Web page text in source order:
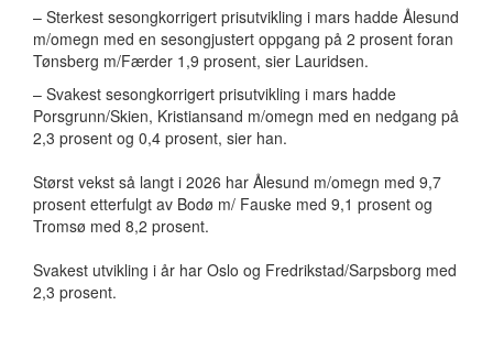
– Sterkest sesongkorrigert prisutvikling i mars hadde Ålesund
m/omegn med en sesongjustert oppgang på 2 prosent foran
Tønsberg m/Færder 1,9 prosent, sier Lauridsen.
– Svakest sesongkorrigert prisutvikling i mars hadde
Porsgrunn/Skien, Kristiansand m/omegn med en nedgang på
2,3 prosent og 0,4 prosent, sier han.
Størst vekst så langt i 2026 har Ålesund m/omegn med 9,7
prosent etterfulgt av Bodø m/ Fauske med 9,1 prosent og
Tromsø med 8,2 prosent.
Svakest utvikling i år har Oslo og Fredrikstad/Sarpsborg med
2,3 prosent.